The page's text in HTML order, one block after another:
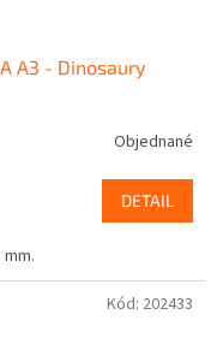
A3 - Dinosaury
Objednané
DETAIL
Kód: 202433